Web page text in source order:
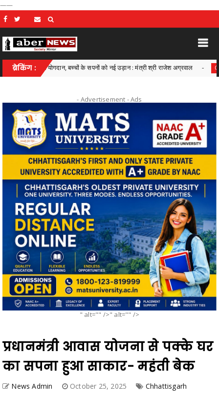
——
ब्रेकिंग :
सा योगदान, बच्चों के सपनों को नई उड़ान : मंत्री श्री राजेश अग्रवाल Chhattisgarh
- Advertisement -Ads
" alt="" />" alt="" />
प्रधानमंत्री आवास योजना से पक्के घर
का सपना हुआ साकार- महंती बेक
News Admin October 25, 2025 Chhattisgarh